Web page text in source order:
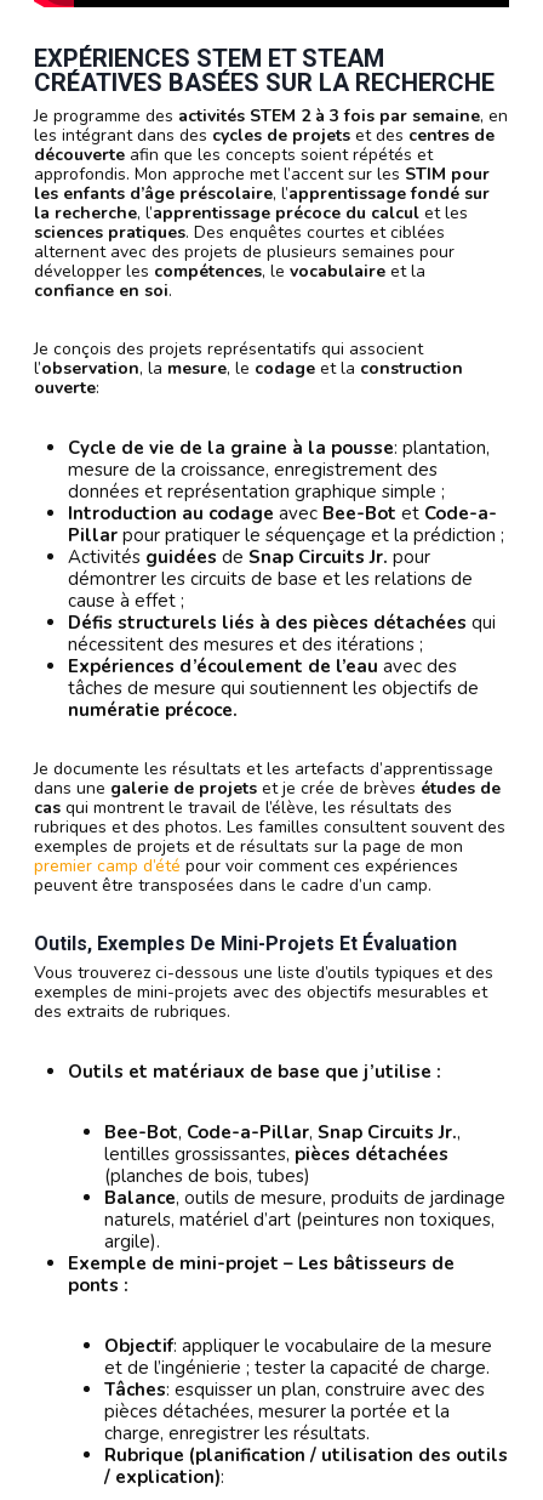
EXPÉRIENCES STEM ET STEAM
CRÉATIVES BASÉES SUR LA RECHERCHE
Je programme des activités STEM 2 à 3 fois par semaine, en
les intégrant dans des cycles de projets et des centres de
découverte afin que les concepts soient répétés et
approfondis. Mon approche met l’accent sur les STIM pour
les enfants d’âge préscolaire, l’apprentissage fondé sur
la recherche, l’apprentissage précoce du calcul et les
sciences pratiques. Des enquêtes courtes et ciblées
alternent avec des projets de plusieurs semaines pour
développer les compétences, le vocabulaire et la
confiance en soi.
Je conçois des projets représentatifs qui associent
l’observation, la mesure, le codage et la construction
ouverte:
Cycle de vie de la graine à la pousse: plantation,
mesure de la croissance, enregistrement des
données et représentation graphique simple ;
Introduction au codage avec Bee-Bot et Code-a-
Pillar pour pratiquer le séquençage et la prédiction ;
Activités guidées de Snap Circuits Jr. pour
démontrer les circuits de base et les relations de
cause à effet ;
Défis structurels liés à des pièces détachées qui
nécessitent des mesures et des itérations ;
Expériences d’écoulement de l’eau avec des
tâches de mesure qui soutiennent les objectifs de
numératie précoce.
Je documente les résultats et les artefacts d’apprentissage
dans une galerie de projets et je crée de brèves études de
cas qui montrent le travail de l’élève, les résultats des
rubriques et des photos. Les familles consultent souvent des
exemples de projets et de résultats sur la page de mon
premier camp d’été pour voir comment ces expériences
peuvent être transposées dans le cadre d’un camp.
Outils, Exemples De Mini-Projets Et Évaluation
Vous trouverez ci-dessous une liste d’outils typiques et des
exemples de mini-projets avec des objectifs mesurables et
des extraits de rubriques.
Outils et matériaux de base que j’utilise :
Bee-Bot, Code-a-Pillar, Snap Circuits Jr.,
lentilles grossissantes, pièces détachées
(planches de bois, tubes)
Balance, outils de mesure, produits de jardinage
naturels, matériel d’art (peintures non toxiques,
argile).
Exemple de mini-projet – Les bâtisseurs de
ponts :
Objectif: appliquer le vocabulaire de la mesure
et de l’ingénierie ; tester la capacité de charge.
Tâches: esquisser un plan, construire avec des
pièces détachées, mesurer la portée et la
charge, enregistrer les résultats.
Rubrique (planification / utilisation des outils
/ explication):